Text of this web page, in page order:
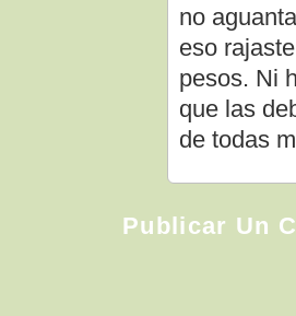
no
eso
pesos. Ni
que las
de todas
Publicar Un